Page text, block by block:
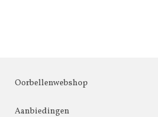
Oorbellenwebshop
Aanbiedingen